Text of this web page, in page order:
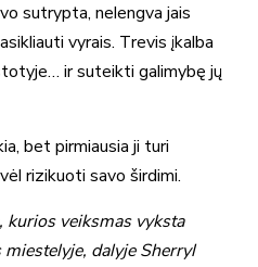
sutrypta, nelengva jais
vyrais. Trevis įkalba
ir suteikti galimybę jų
bet pirmiausia ji turi
rizikuoti savo širdimi.
kurios veiksmas vyksta
dalyje Sherryl